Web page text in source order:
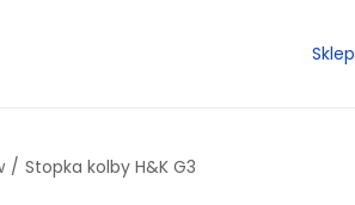
Sklep
/ Stopka kolby H&K G3